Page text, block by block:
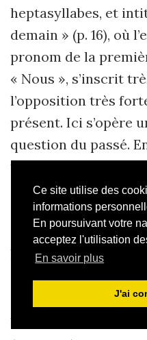
Ce site utilise des
informations
En poursuivant votre
acceptez l'utilisation
En savoir plus
J'ai
heptasyllabes, et
demain » (p. 16), où
pronom de la
« Nous », s’inscrit
l’opposition très
présent. Ici s’opère
question du passé.
temps (quatorze
sa mémoire est
dilapidée mais,
sans aucune
les mots du titre, «
symbolique et aussi
mots qui ont la